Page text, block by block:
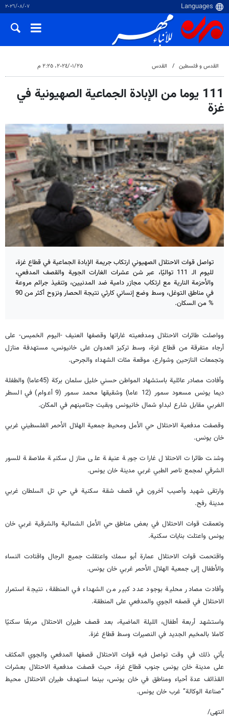
٠٧‏/٠٨‏/٢٠٢٦
القدس و فلسطین القدس ٢٥‏/٠١‏/٢٠٢٤، ٢:٢٥ م
111 يوما من الإبادة الجماعية الصهيونية في
غزة
تواصل قوات الاحتلال الصهيوني ارتكاب جريمة الإبادة الجماعية في قطاع غزة،
لليوم الـ 111 تواليًا، عبر شن عشرات الغارات الجوية والقصف المدفعي،
والأحزمة النارية مع ارتكاب مجازر دامية ضد المدنيين، وتنفيذ جرائم مروعة
في مناطق التوغل، وسط وضع إنساني كارثي نتيجة الحصار ونزوح أكثر من 90
% من السكان.
وواصلت طائرات الاحتلال ومدفعيته غاراتها وقصفها العنيف -اليوم الخميس- على
أرجاء متفرقة من قطاع غزة، وسط تركيز العدوان على خانيونس، مستهدفة منازل
وتجمعات النازحين وشوارع، موقعة مئات الشهداء والجرحى.
وأفادت مصادر عائلية باستشهاد المواطن حسني خليل سلمان بركة (45عاما) والطفلة
ديما يونس مسعود سمور (12 عاما) وشقيقها محمد سمور (9 أعوام) في السطر
الغربي مقابل شارع لبداو شمال خانيونس وبقيت جثامينهم في المكان.
وقصفت مدفعية الاحتلال حي الأمل ومحيط جمعية الهلال الأحمر الفلسطيني غربي
خان يونس.
وشنت طائرات الاحتلال غارات جوية عنيفة على منازل سكنية ملاصقة للسور
الشرقي لمجمع ناصر الطبي غربي مدينة خان يونس.
وارتقى شهيد وأصيب آخرون في قصف شقة سكنية في حي تل السلطان غربي
مدينة رفح.
وتعمقت قوات الاحتلال في بعض مناطق حي الأمل الشمالية والشرقية غربي خان
يونس واعتلت بنايات سكنية.
واقتحمت قوات الاحتلال عمارة أبو سمك واعتقلت جميع الرجال واقتادت النساء
والأطفال إلى جمعية الهلال الأحمر غربي خان يونس.
وأفادت مصادر محلية بوجود عدد كبير من الشهداء في المنطقة، نتيجة استمرار
الاحتلال في قصفه الجوي والمدفعي على المنطقة.
واستشهد أربعة أطفال، الليلة الماضية، بعد قصف طيران الاحتلال مربعًا سكنيًا
كاملا بالمخيم الجديد في النصيرات وسط قطاع غزة.
يأتي ذلك في وقت تواصل فيه قوات الاحتلال قصفها المدفعي والجوي المكثف
على مدينة خان يونس جنوب قطاع غزة، حيث قصفت مدفعية الاحتلال بعشرات
القذائف عدة أحياء ومناطق في خان يونس، بينما استهدف طيران الاحتلال محيط
“صناعة الوكالة” غرب خان يونس.
انتهى/